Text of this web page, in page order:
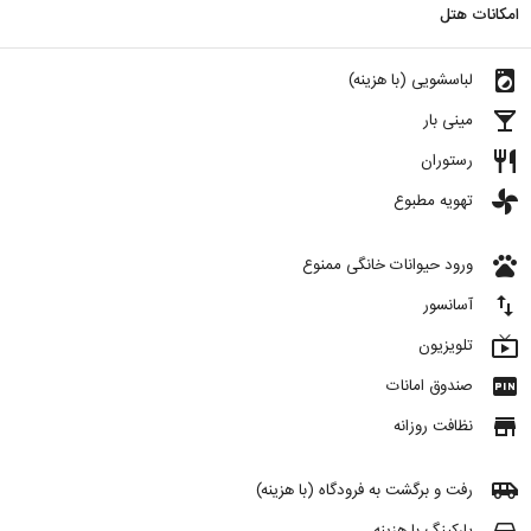
امکانات هتل
local_laundry_service لباسشویی (با هزینه)
local_bar مینی بار
restaurant رستوران
toys تهویه مطبوع
pets ورود حیوانات خانگی ممنوع
import_export آسانسور
live_tv تلویزیون
fiber_pin صندوق امانات
store نظافت روزانه
airport_shuttle رفت و برگشت به فرودگاه (با هزینه)